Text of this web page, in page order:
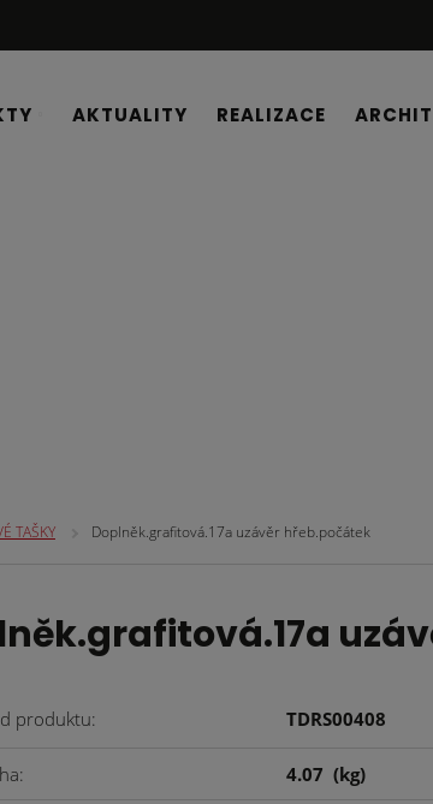
AKTUALITY REALIZACE
TAŠKY Doplněk.grafitová.17a uzávěr hřeb.počátek
produktu TDRS00408
4.07(kg)